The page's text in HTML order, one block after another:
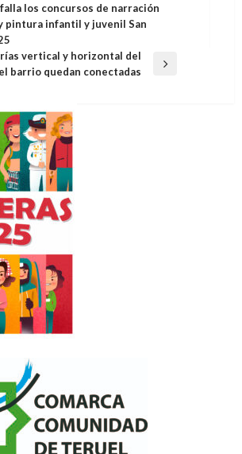
los concursos de narración
pintura infantil y juvenil San
vertical y horizontal del
barrio quedan conectadas